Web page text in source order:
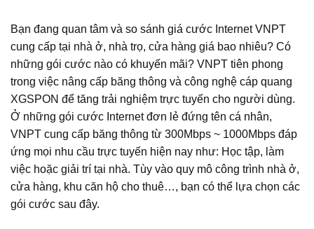
Bạn đang quan tâm và so sánh giá cước Internet VNPT
cung cấp tại nhà ở, nhà trọ, cửa hàng giá bao nhiêu? Có
những gói cước nào có khuyến mãi? VNPT tiên phong
trong việc nâng cấp băng thông và công nghệ cáp quang
XGSPON để tăng trải nghiệm trực tuyến cho người dùng.
Ở những gói cước Internet đơn lẻ đứng tên cá nhân,
VNPT cung cấp băng thông từ 300Mbps ~ 1000Mbps đáp
ứng mọi nhu cầu trực tuyến hiện nay như: Học tập, làm
việc hoặc giải trí tại nhà. Tùy vào quy mô công trình nhà ở,
cửa hàng, khu căn hộ cho thuê…, bạn có thể lựa chọn các
gói cước sau đây.